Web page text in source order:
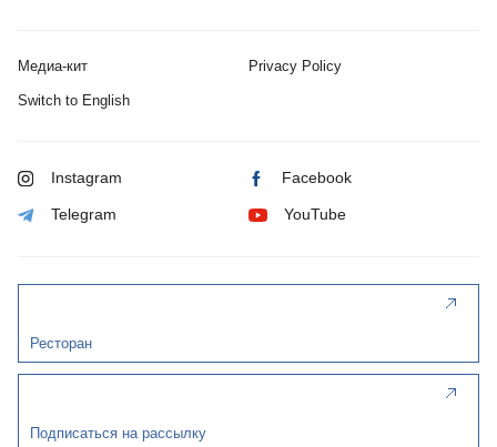
Медиа-кит Privacy Policy
Switch to English
Instagram Facebook
Telegram YouTube
Ресторан
Подписаться на рассылку